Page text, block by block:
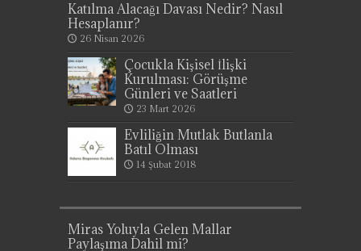
Katılma Alacağı Davası Nedir? Nasıl
Hesaplanır?
26 Nisan 2026
Çocukla Kişisel İlişki
Kurulması: Görüşme
Günleri ve Saatleri
23 Mart 2026
Evliliğin Mutlak Butlanla
Batıl Olması
14 Şubat 2018
Miras Yoluyla Gelen Mallar
Paylaşıma Dahil mi?